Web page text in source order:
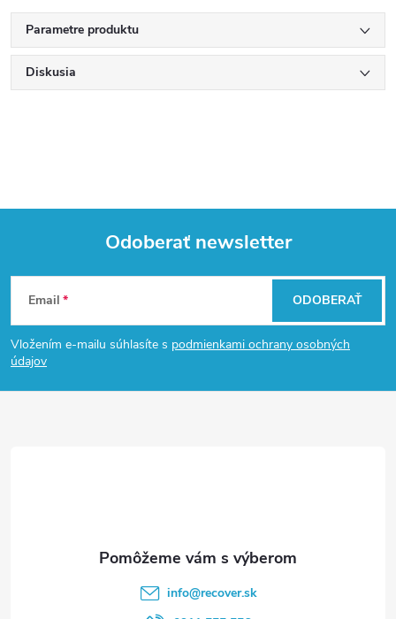
Parametre produktu
Diskusia
Z
á
p
Odoberať newsletter
Email
Vložením e-mailu súhlasíte s podmienkami ochrany osobných
údajov
ODOBERAŤ
info@recover.sk